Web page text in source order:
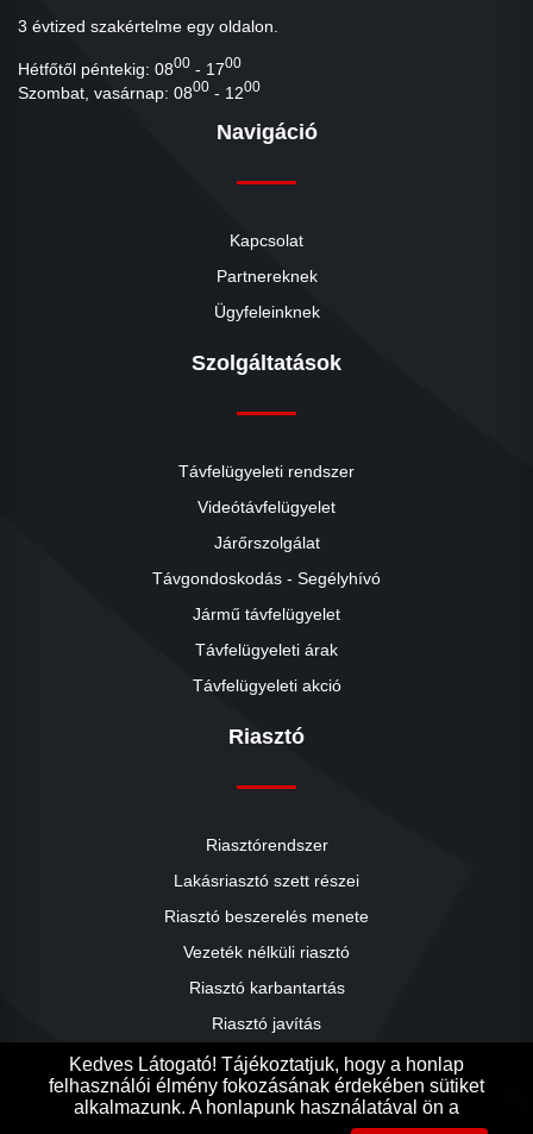
3 évtized szakértelme egy oldalon.
Hétfőtől péntekig: 0800 - 1700
Szombat, vasárnap: 0800 - 1200
Navigáció
Kapcsolat
Partnereknek
Ügyfeleinknek
Szolgáltatások
Távfelügyeleti rendszer
Videótávfelügyelet
Járőrszolgálat
Távgondoskodás - Segélyhívó
Jármű távfelügyelet
Távfelügyeleti árak
Távfelügyeleti akció
Riasztó
Riasztórendszer
Lakásriasztó szett részei
Riasztó beszerelés menete
Vezeték nélküli riasztó
Riasztó karbantartás
Riasztó javítás
Riasztók árai
Riasztó akció
Kedves Látogató! Tájékoztatjuk, hogy a honlap
felhasználói élmény fokozásának érdekében sütiket
alkalmazunk. A honlapunk használatával ön a